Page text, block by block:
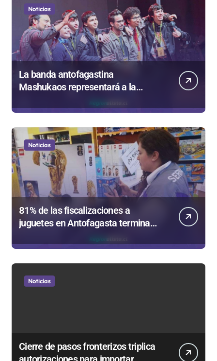
Noticias
La banda antofagastina
Mashukaos representará a la
de Valparaíso
Noticias
81% de las fiscalizaciones a
juguetes en Antofagasta termina
en sumarios sanitarios
Noticias
Cierre de pasos fronterizos triplica